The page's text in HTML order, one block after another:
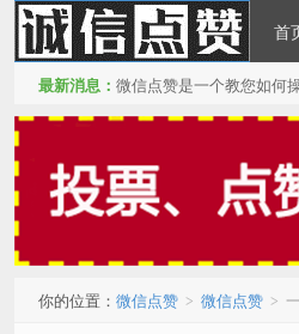
微信点赞
首
最新消息： 微信点赞是一个教您如何
你的位置： 微信点赞 > 微信点赞 >